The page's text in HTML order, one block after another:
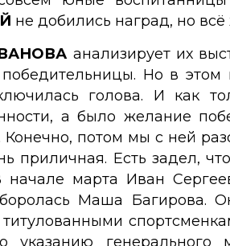
не добились наград, но
анализирует их
победительницы. Но в
голова. И как
а было желание
Конечно, потом мы с ней
приличная. Есть задел,
марта Иван
Маша Багирова.
указанию